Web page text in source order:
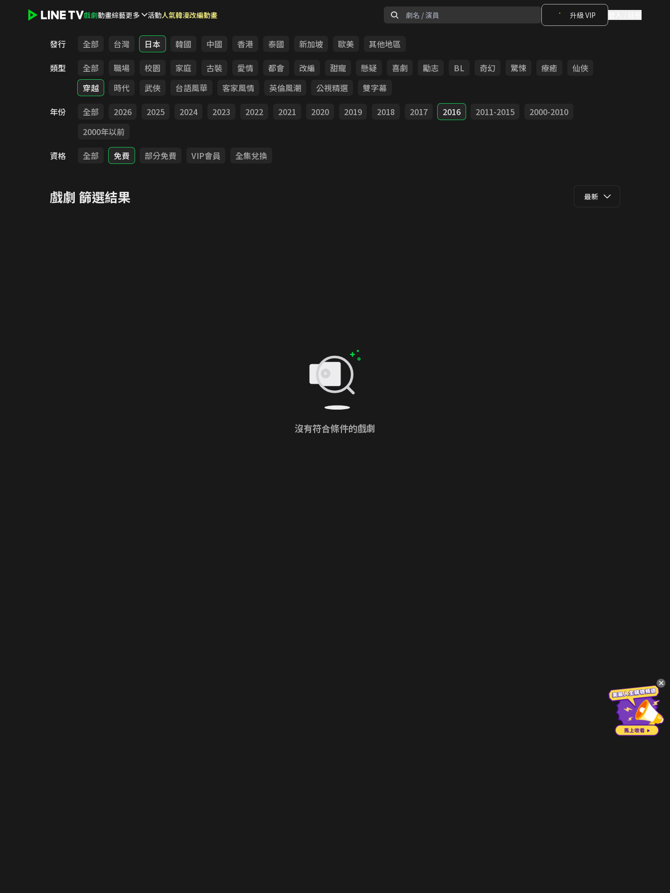
戲劇動畫綜藝更多 活動人氣韓漫改編動畫 升級 VIP
發行 全部 台灣 日本 韓國 中國 香港 泰國 新加坡 歐美
其他地區
類型
全部 職場 校園 家庭 古裝 愛情 都會 改編 甜寵 懸疑 喜劇 勵志 BL 奇幻 驚悚 療癒
仙俠
穿越
時代 武俠 台語風華 客家風情 英倫風潮 公視精選
雙字幕
年份
全部 2026 2025 2024 2023 2022 2021 2020 2019 2018 2017 2016 2011-2015
2000-2010
2000年以前
資格
全部 免費 部分免費 VIP會員 全集兌換
戲劇 篩選結果 最新
沒有符合條件的戲劇